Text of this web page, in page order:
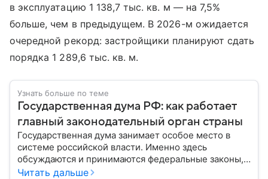
в эксплуатацию 1 138,7 тыс. кв. м — на 7,5%
больше, чем в предыдущем. В 2026-м ожидается
очередной рекорд: застройщики планируют сдать
порядка 1 289,6 тыс. кв. м.
Узнать больше по теме
Государственная дума РФ: как работает
главный законодательный орган страны
Государственная дума занимает особое место в
системе российской власти. Именно здесь
обсуждаются и принимаются федеральные законы,
определяющие развитие государства, экономики и
Читать дальше